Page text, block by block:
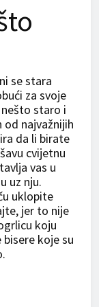
se stara
za svoje
staro i
od najvažnijih
da li birate
cvijetnu
vas u
uz nju.
uklopite
jer to nije
koju
koje su